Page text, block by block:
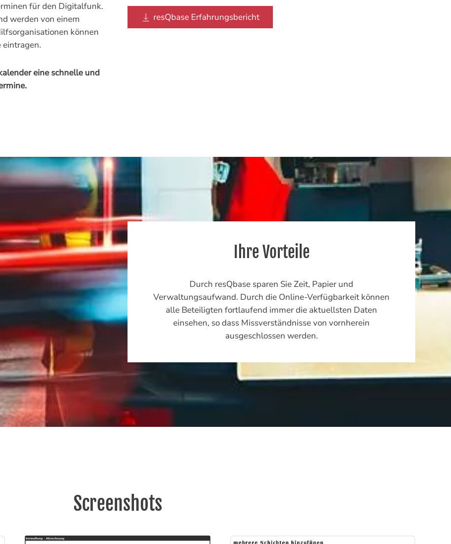
für den Digitalfunk.
werden von einem
können
eintragen.
eine schnelle und
resQbase Erfahrungsbericht
Ihre Vorteile
Durch resQbase sparen Sie Zeit, Papier und
Verwaltungsaufwand. Durch die Online-Verfügbarkeit können
alle Beteiligten fortlaufend immer die aktuellsten Daten
einsehen, so dass Missverständnisse von vornherein
ausgeschlossen werden.
Screenshots